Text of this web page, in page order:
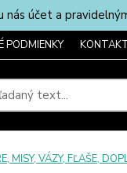
účet a
PODMIENKY
MISY, VÁZY, FĽAŠE,